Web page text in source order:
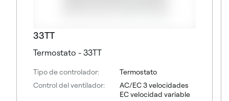
33TT
Termostato - 33TT
Tipo de controlador:
Termostato
Control del ventilador:
AC/EC 3 velocidades
EC velocidad variable